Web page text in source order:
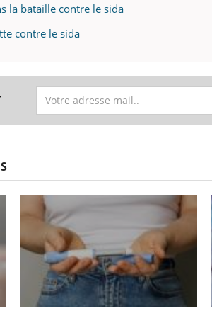
la bataille contre le sida
contre le sida